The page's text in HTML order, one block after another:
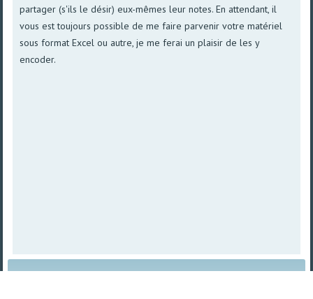
partager (s'ils le désir) eux-mêmes leur notes. En attendant, il
vous est toujours possible de me faire parvenir votre matériel
sous format Excel ou autre, je me ferai un plaisir de les y
encoder.